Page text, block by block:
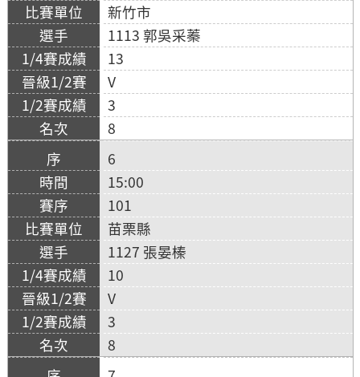
新竹市
1113 郭吳采蓁
13
V
3
8
6
15:00
101
苗栗縣
1127 張晏榛
10
V
3
8